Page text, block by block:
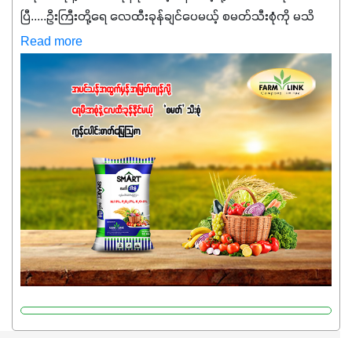
ပြီ.....ဦးကြီးတို့ရေ ‌လေထီးခုန်ချင်ပေမယ့် စမတ်သီးစုံကို မသိ
သေးရင်တော့ ဒီစာလေးကို ဆက်ဖတ်‌ပေးပါ #စမတ်သီးစုံဆိုတာ
အပင်တိုင်းအတွက် အဓိကအာဟာရNPK (19:7:8)နဲ့ #ဟူးမစ်
အက်စစ်တို့ အချိုးကျ ပေါင်းစပ်ထားတဲ့ ကွန်ပေါင်း
ဓာတ်မြေဩဇာဖြစ်ပါတယ်။ အဓိကအကျိုးကျေးဇူးတွေအနေနဲ့
ကတော့ နိုက်ထရိုဂျင် 19%ပါဝင်တဲ့အတွက် ကလိုရိုဖီးလ်ဖွဲ့စည်း
မှုကို အားပေးကာ သီးနှံပင်များ၏အရွက်များစိမ်းလန်းသန်စွမ်း
ပြီး အစာချက်လုပ်မှုအားကောင်းစေပါတယ်။ အပင်၏ပင်ပိုင်း
ကြီးထွားမှုကို တိုးမြင့်စေကာ အပင်သန်၍ အကြီးမြန်စေပါတယ်။
သင့်တော်တဲ့ Phosphorus 7%ပါဝင်မှုကြောင့် အပင်ရဲ့ အမြစ်
ဖွဲ့စည်းတည်ဆောက်မှုကို ပို၍သန်မာလာအောင် အားပေးပါ
တယ်။ ဒါ့အပြင် ပန်းပွင့်ခြင်း၊အသီးသီးခြင်း၊အစေ့တည်ခြင်း
လုပ်ငန်းစဉ်များကိုလည်း အားပေးပါတယ်။ လုံလောက်တဲ့
Potassium 8%က အပင်ရဲ့ ရောဂါဒဏ်၊ရာသီဥတုဒဏ်ခံနိုင်ရည်
Read more